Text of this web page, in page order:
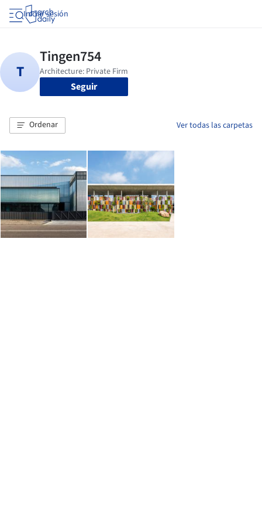
Iniciar sesión
Seguir
Ordenar Ver todas las carpetas